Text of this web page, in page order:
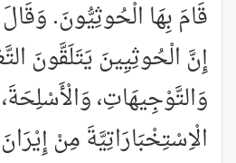
قَامَ بِهَا الْحُوثِيُّونَ.
إِنَّ الْحُوثِيِينَ يَتَلَقَّونَ
وَالتَّوْجِيهَاتِ،
الْاِسْتِخْبَارَاتِيَّةَ مِنْ